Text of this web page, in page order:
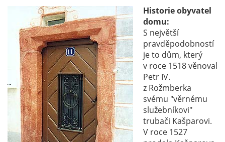
Historie obyvatel
domu:
S největší
pravděpodobností
je to dům, který
v roce 1518 věnoval
Petr IV.
z Rožmberka
svému "věrnému
služebníkovi"
trubači Kašparovi.
V roce 1527